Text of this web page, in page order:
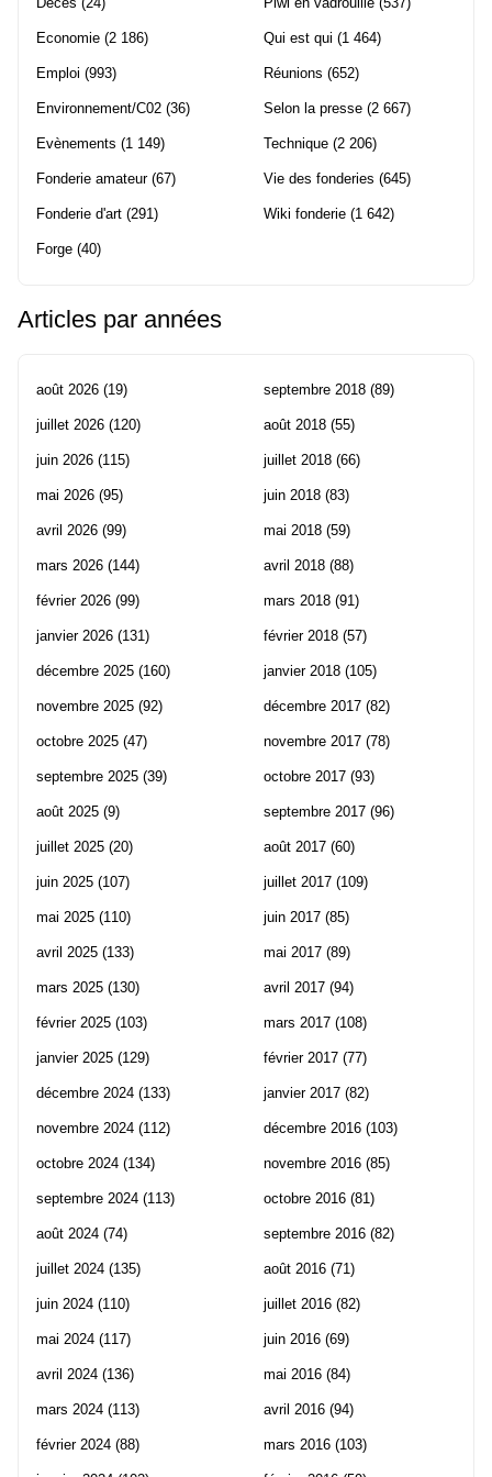
Economie (2 186)
Emploi (993)
Environnement/C02 (36)
Evènements (1 149)
Fonderie amateur(67)
Fonderie d'art (291)
Forge (40)
Qui est qui (1 464)
Réunions (652)
Selon la presse (2 667)
Technique (2 206)
Vie des fonderies (645)
Wiki fonderie (1 642)
Articles par années
août 2026 (19)
juillet 2026 (120)
juin 2026 (115)
mai 2026 (95)
avril 2026 (99)
mars 2026 (144)
février 2026 (99)
janvier 2026 (131)
décembre 2025 (160)
novembre 2025 (92)
octobre 2025 (47)
septembre 2025 (39)
août 2025 (9)
juillet 2025 (20)
juin 2025 (107)
mai 2025 (110)
avril 2025 (133)
mars 2025 (130)
février 2025 (103)
janvier 2025 (129)
décembre 2024 (133)
novembre 2024 (112)
octobre 2024 (134)
septembre 2024 (113)
août 2024 (74)
juillet 2024 (135)
juin 2024 (110)
mai 2024 (117)
avril 2024 (136)
mars 2024 (113)
février 2024 (88)
septembre 2018 (89)
août 2018 (55)
juillet 2018 (66)
juin 2018 (83)
mai 2018 (59)
avril 2018 (88)
mars 2018 (91)
février 2018 (57)
janvier 2018 (105)
décembre 2017 (82)
novembre 2017 (78)
octobre 2017 (93)
septembre 2017 (96)
août 2017 (60)
juillet 2017 (109)
juin 2017 (85)
mai 2017 (89)
avril 2017 (94)
mars 2017 (108)
février 2017 (77)
janvier 2017 (82)
décembre 2016 (103)
novembre 2016 (85)
octobre 2016 (81)
septembre 2016 (82)
août 2016 (71)
juillet 2016 (82)
juin 2016 (69)
mai 2016 (84)
avril 2016 (94)
mars 2016 (103)